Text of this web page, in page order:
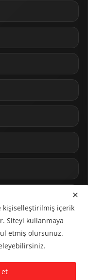
Tüm hakları saklıdır.
kişiselleştirilmiş içerik
Siteyi kullanmaya
etmiş olursunuz.
et